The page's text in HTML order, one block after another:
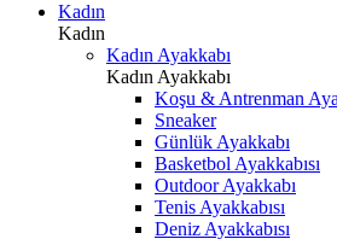
Kadın
Kadın
Kadın Ayakkabı
Kadın Ayakkabı
Koşu & Antrenman
Sneaker
Günlük Ayakkabı
Basketbol Ayakkabısı
Outdoor Ayakkabı
Tenis Ayakkabısı
Deniz Ayakkabısı